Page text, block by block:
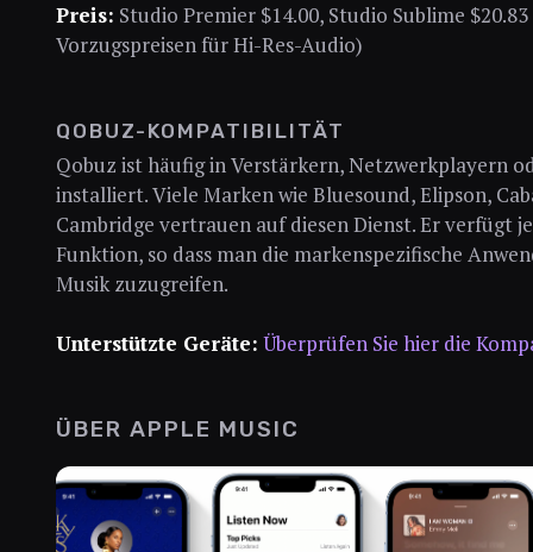
Preis: Studio Premier $14.00, Studio Sublime
Vorzugspreisen für Hi-Res-Audio)
QOBUZ-KOMPATIBILITÄT
Qobuz ist häufig in Verstärkern, Netzwerkplayern
installiert. Viele Marken wie Bluesound, Elipson,
Cambridge vertrauen auf diesen Dienst. Er verfügt
Funktion, so dass man die markenspezifische
Musik zuzugreifen.
Unterstützte Geräte: Überprüfen Sie hier die
ÜBER APPLE MUSIC